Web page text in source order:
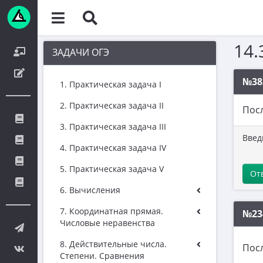
ЗАДАЧИ ОГЭ
1. Практическая задача I
2. Практическая задача II
3. Практическая задача III
4. Практическая задача IV
5. Практическая задача V
6. Вычисления
7. Координатная прямая.
Числовые неравенства
8. Действительные числа.
Степени. Сравнения